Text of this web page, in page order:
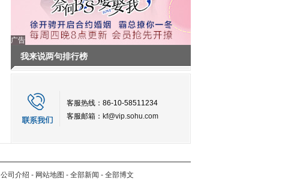
广告
我来说两句排行榜
客服热线：86-10-58511234
客服邮箱： kf@vip.sohu.com
公司介绍 - 网站地图 - 全部新闻 - 全部博文